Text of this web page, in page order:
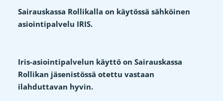
Sairauskassa Rollikalla on käytössä sähköinen
asiointipalvelu IRIS.
Iris-asiointipalvelun käyttö on Sairauskassa
Rollikan jäsenistössä otettu vastaan
ilahduttavan hyvin.